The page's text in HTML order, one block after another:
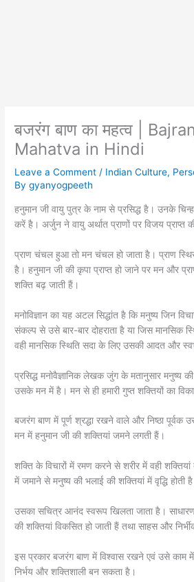
बजरंग बाण का महत्व |
Mahatva in Hindi
Leave a Comment / Indian Culture,
Bygyanyogpeeth
हनुमान जी वायु पुत्र के नाम से प्रसिद्ध है। उनके
करें है। अर्जुन ने वायु अर्थात प्राणों पर विजय प्राप्त
प्राण चंचल हुआ तो मन चंचल हो जाता है। प्राण
है। हनुमान जी की कृपा प्राप्त हो जाने पर मन और
शक्ति बढ़ जाती हैं।
मनोविज्ञान का यह अटल सिद्धांत है कि मनुष्य जिन
संकल्प से उसे बार-बार दोहराता है या जिस मानसिक
वही मानसिक स्थिति सदा के लिए उसकी आदत और
प्रसिद्ध मनोवैज्ञानिक लेखक जुंग के मतानुसार मनुष्य
उसके मन में है। मन से ही हमारी गुप्त शक्तियों का
बजरंग बाण में पूर्ण श्रद्धा रखने वाले और निष्ठा पूर्वक
मन में हनुमान जी की शक्तियां जमने लगती हैं।
शक्ति के विचारों में रमण करने से शरीर में वही
में जमाने से मनुष्य की भलाई की शक्तियां में वृद्धि होती
उसका सचित्र आनंद स्वरूप खिलता जाता है।
की शक्तियां विकसित हो जाती हैं तथा साहस और
इस प्रकार बजरंग बाण में विश्वास रखने एवं उसे काम
निर्भय और शक्तिशाली बन सकता है।